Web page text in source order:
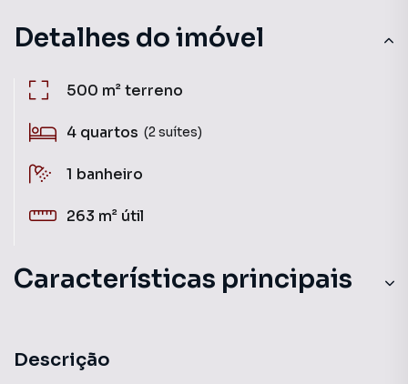
Detalhes do imóvel
500 m²terreno
4 quartos (2 suítes)
1 banheiro
263 m² útil
Características principais
Descrição